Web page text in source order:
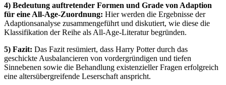
4) Bedeutung auftretender Formen und Grade von Adaption
für eine All-Age-Zuordnung: Hier werden die Ergebnisse der
Adaptionsanalyse zusammengeführt und diskutiert, wie diese die
Klassifikation der Reihe als All-Age-Literatur begründen.
5) Fazit: Das Fazit resümiert, dass Harry Potter durch das
geschickte Ausbalancieren von vordergründigen und tiefen
Sinnebenen sowie die Behandlung existenzieller Fragen erfolgreich
eine altersübergreifende Leserschaft anspricht.